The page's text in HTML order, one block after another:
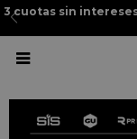
3 cuotas sin
